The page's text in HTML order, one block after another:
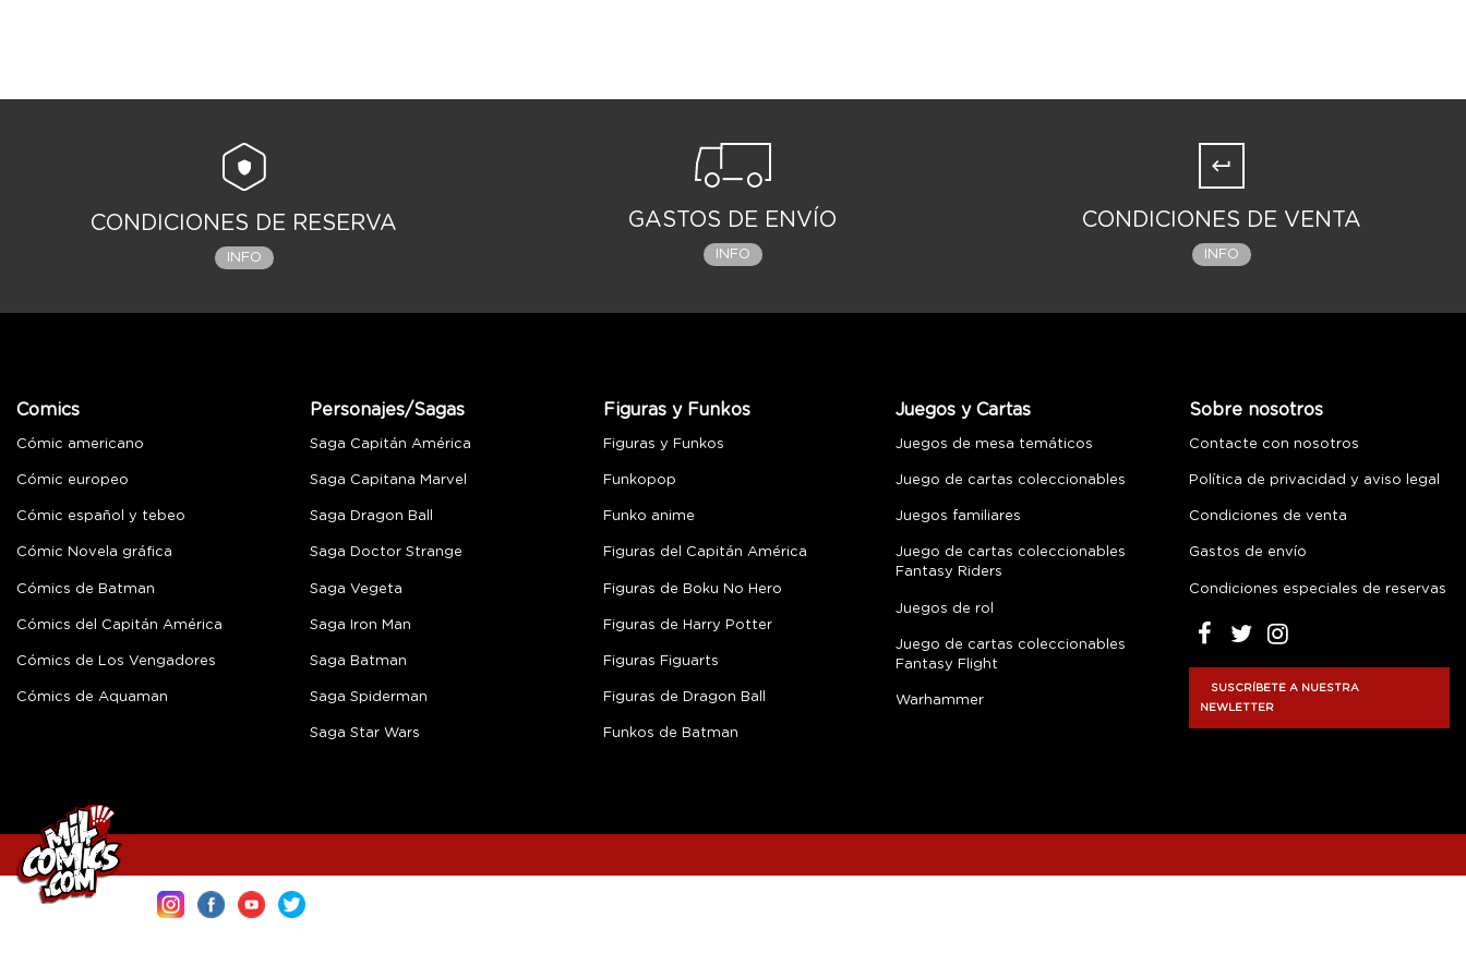
CONDICIONES DE RESERVA
INFO
GASTOS DE ENVÍO
INFO
CONDICIONES DE VENTA
INFO
Comics
Cómic americano
Cómic europeo
Cómic español y tebeo
Cómic Novela gráfica
Cómics de Batman
Cómics del Capitán América
Cómics de Los Vengadores
Cómics de Aquaman
Personajes/Sagas
Saga Capitán América
Saga Capitana Marvel
Saga Dragon Ball
Saga Doctor Strange
Saga Vegeta
Saga Iron Man
Saga Batman
Saga Spiderman
Saga Star Wars
Figuras y Funkos
Figuras y Funkos
Funkopop
Funko anime
Figuras del Capitán América
Figuras de Boku No Hero
Figuras de Harry Potter
Figuras Figuarts
Figuras de Dragon Ball
Funkos de Batman
Juegos y Cartas
Juegos de mesa temáticos
Juego de cartas coleccionables
Juegos familiares
Juego de cartas coleccionables
Fantasy Riders
Juegos de rol
Juego de cartas coleccionables
Fantasy Flight
Warhammer
Sobre nosotros
Contacte con nosotros
Política de privacidad y aviso legal
Condiciones de venta
Gastos de envío
Condiciones especiales de reservas
SUSCRÍBETE A NUESTRA
NEWLETTER